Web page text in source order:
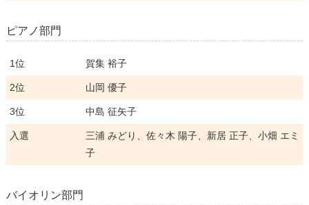
ピアノ部門
1位 賀集 裕子
2位 山岡 優子
3位 中島 征矢子
入選
三浦 みどり、佐々木 陽子、新居 正子、小畑 エミ
子
バイオリン部門